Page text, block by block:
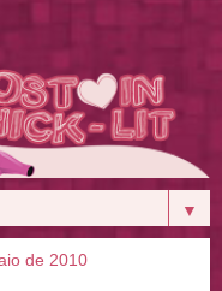
▼
de 2010